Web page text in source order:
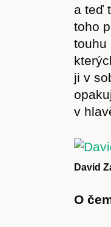
a teď
toho
touhu
ji v
v
David
O